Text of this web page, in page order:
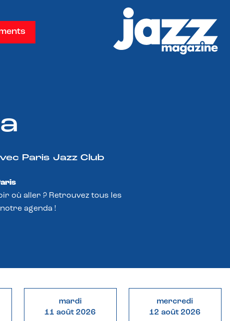
Paris Jazz Club
où aller ? Retrouvez tous les
agenda !
mardi
11 août 2026
mercredi
12 août 2026